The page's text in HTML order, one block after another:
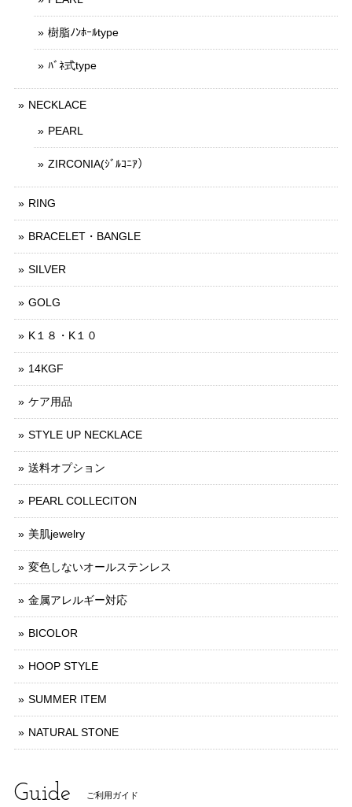
樹脂ﾉﾝﾎｰﾙtype
ﾊﾞﾈ式type
NECKLACE
PEARL
ZIRCONIA(ｼﾞﾙｺﾆｱ）
RING
BRACELET・BANGLE
SILVER
GOLG
K１８・K１０
14KGF
ケア用品
STYLE UP NECKLACE
送料オプション
PEARL COLLECITON
美肌jewelry
変色しないオールステンレス
金属アレルギー対応
BICOLOR
HOOP STYLE
SUMMER ITEM
NATURAL STONE
Guide ご利用ガイド